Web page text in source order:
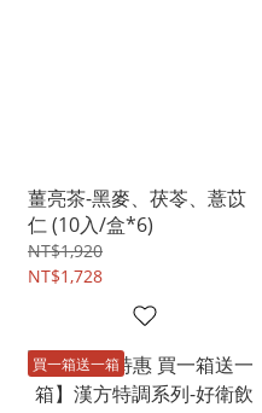
薑亮茶-黑麥、茯苓、薏苡
仁 (10入/盒*6)
NT$1,920
NT$1,728
買一箱送一箱